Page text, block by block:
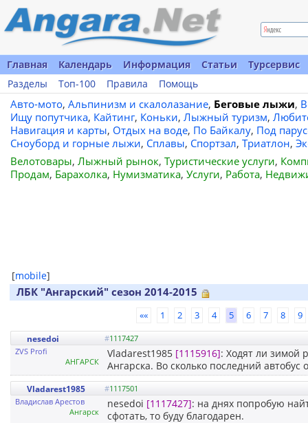
Главная Календарь Информация Статьи
Турсервис
Разделы
Топ-100 Правила Помощь
Авто-мото, Альпинизм и скалолазание, Беговые лыжи,
Ищу попутчика, Кайтинг, Коньки, Лыжный туризм,
Навигация и карты, Отдых на воде, По Байкалу, Под
Сноуборд и горные лыжи, Сплавы, Спортзал, Триатлон,
Велотовары, Лыжный рынок, Туристические услуги,
Продам, Барахолка, Нумизматика, Услуги, Работа,
[mobile]
ЛБК "Ангарский" сезон 2014-2015
«« 1 2 3 4 5 6 7 8 9
nesedoi #1117427
ZVS Profi
АНГАРСК
Vladarest1985 [1115916]: Ходят ли зимой
Ангарска. Во сколько последний автобус
Vladarest1985 #1117501
Владислав Арестов
Ангарск
nesedoi [1117427]: на днях попробую
сфотать, то буду благодарен.